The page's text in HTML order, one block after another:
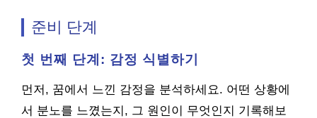
준비 단계
첫 번째 단계: 감정 식별하기
먼저, 꿈에서 느낀 감정을 분석하세요. 어떤 상황에
서 분노를 느꼈는지, 그 원인이 무엇인지 기록해보